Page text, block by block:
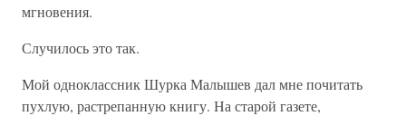
мгновения.
Случилось это так.
Мой одноклассник Шурка Малышев дал мне почитать
пухлую, растрепанную книгу. На старой газете,